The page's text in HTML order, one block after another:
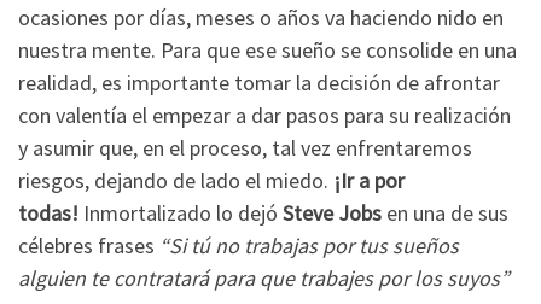
ocasiones por días, meses o años va haciendo nido en
nuestra mente. Para que ese sueño se consolide en una
realidad, es importante tomar la decisión de afrontar
con valentía el empezar a dar pasos para su realización
y asumir que, en el proceso, tal vez enfrentaremos
riesgos, dejando de lado el miedo. ¡Ir a por
todas! Inmortalizado lo dejó Steve Jobs en una de sus
célebres frases “Si tú no trabajas por tus sueños
alguien te contratará para que trabajes por los suyos”